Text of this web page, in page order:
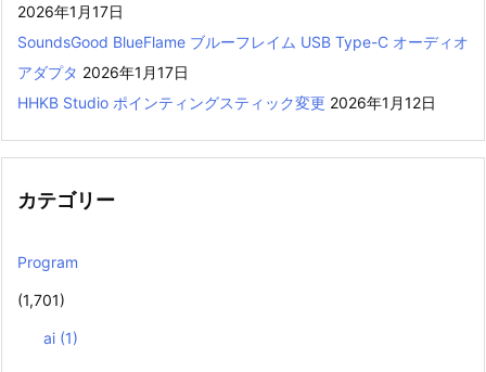
2026年1月17日
SoundsGood BlueFlame ブルーフレイム USB Type-C オーディオ
アダプタ 2026年1月17日
HHKB Studio ポインティングスティック変更 2026年1月12日
カテゴリー
Program
(1,701)
ai (1)